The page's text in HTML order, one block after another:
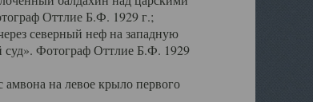
Оттлие Б.Ф. 1929 г.;
северный неф на западную
Фотограф Оттлие Б.Ф. 1929
на левое крыло первого